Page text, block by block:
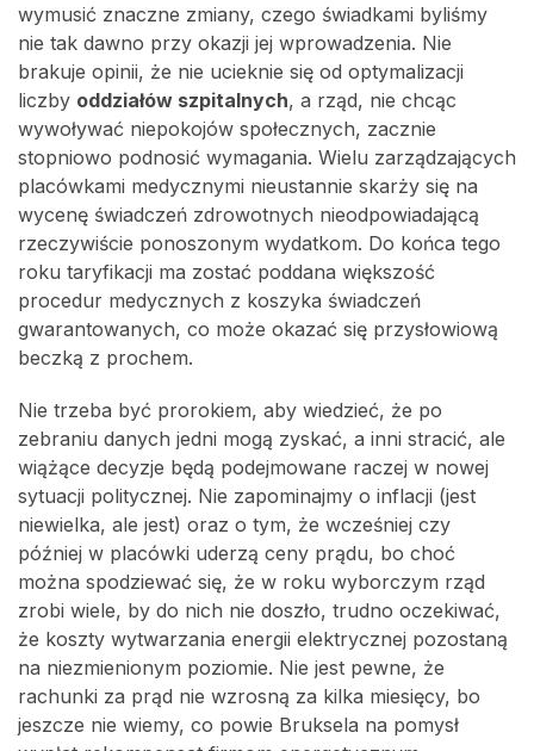
wymusić znaczne zmiany, czego świadkami byliśmy
nie tak dawno przy okazji jej wprowadzenia. Nie
brakuje opinii, że nie ucieknie się od optymalizacji
liczby oddziałów szpitalnych, a rząd, nie chcąc
wywoływać niepokojów społecznych, zacznie
stopniowo podnosić wymagania. Wielu zarządzających
placówkami medycznymi nieustannie skarży się na
wycenę świadczeń zdrowotnych nieodpowiadającą
rzeczywiście ponoszonym wydatkom. Do końca tego
roku taryfikacji ma zostać poddana większość
procedur medycznych z koszyka świadczeń
gwarantowanych, co może okazać się przysłowiową
beczką z prochem.
Nie trzeba być prorokiem, aby wiedzieć, że po
zebraniu danych jedni mogą zyskać, a inni stracić, ale
wiążące decyzje będą podejmowane raczej w nowej
sytuacji politycznej. Nie zapominajmy o inflacji (jest
niewielka, ale jest) oraz o tym, że wcześniej czy
później w placówki uderzą ceny prądu, bo choć
można spodziewać się, że w roku wyborczym rząd
zrobi wiele, by do nich nie doszło, trudno oczekiwać,
że koszty wytwarzania energii elektrycznej pozostaną
na niezmienionym poziomie. Nie jest pewne, że
rachunki za prąd nie wzrosną za kilka miesięcy, bo
jeszcze nie wiemy, co powie Bruksela na pomysł